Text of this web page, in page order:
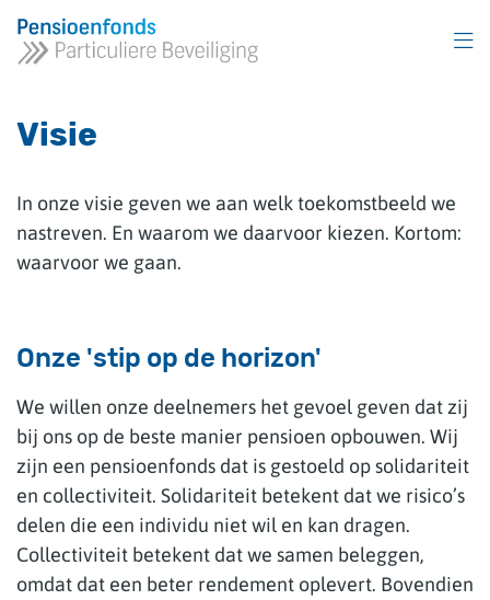
en
naar
inhoud
Visie
In onze visie geven we aan welk toekomstbeeld we
nastreven. En waarom we daarvoor kiezen. Kortom:
waarvoor we gaan.
Onze 'stip op de horizon'
We willen onze deelnemers het gevoel geven dat zij
bij ons op de beste manier pensioen opbouwen. Wij
zijn een pensioenfonds dat is gestoeld op solidariteit
en collectiviteit. Solidariteit betekent dat we risico’s
delen die een individu niet wil en kan dragen.
Collectiviteit betekent dat we samen beleggen,
omdat dat een beter rendement oplevert. Bovendien